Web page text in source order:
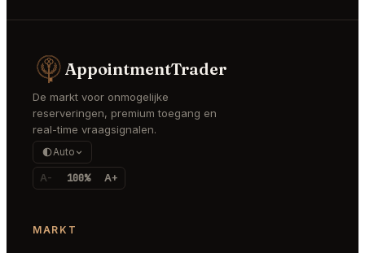
AppointmentTrader
De markt voor onmogelijke
reserveringen, premium toegang en
real-time vraagsignalen.
Auto
A- 100% A+
MARKT